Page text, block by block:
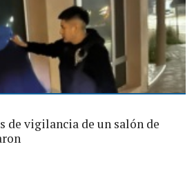
de vigilancia de un salón de